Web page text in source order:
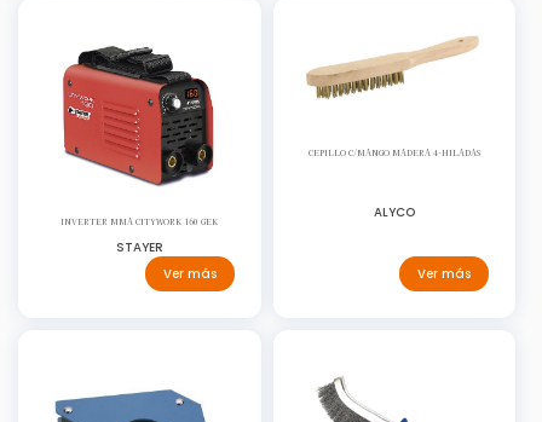
INVERTER MMA CITYWORK 160 GEK
STAYER
Ver más
CEPILLO C/MANGO MADERA 4-HILADAS
ALYCO
Ver más